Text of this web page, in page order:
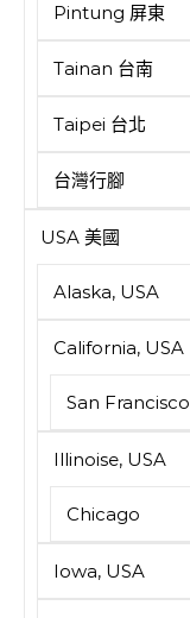
Pintung 屏東
Tainan 台南
Taipei 台北
台灣行腳
USA 美國
Alaska, USA
California, USA
San Francisco
Illinoise, USA
Chicago
Iowa, USA